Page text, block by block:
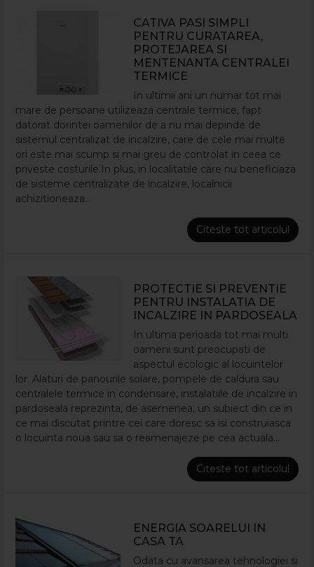
CATIVA PASI SIMPLI
PENTRU CURATAREA,
PROTEJAREA SI
MENTENANTA CENTRALEI
TERMICE
In ultimii ani un numar tot mai
mare de persoane utilizeaza centrale termice, fapt
datorat dorintei oamenilor de a nu mai depinde de
sistemul centralizat de incalzire, care de cele mai multe
ori este mai scump si mai greu de controlat in ceea ce
priveste costurile.In plus, in localitatile care nu beneficiaza
de sisteme centralizate de incalzire, localnicii
achizitioneaza...
Citeste tot articolul
PROTECTIE SI PREVENTIE
PENTRU INSTALATIA DE
INCALZIRE IN PARDOSEALA
In ultima perioada tot mai multi
oameni sunt preocupati de
aspectul ecologic al locuintelor
lor. Alaturi de panourile solare, pompele de caldura sau
centralele termice in condensare, instalatiile de incalzire in
pardoseala reprezinta, de asemenea, un subiect din ce in
ce mai discutat printre cei care doresc sa isi construiasca
o locuinta noua sau sa o reamenajeze pe cea actuala...
Citeste tot articolul
ENERGIA SOARELUI IN
CASA TA
Odata cu avansarea tehnologiei si